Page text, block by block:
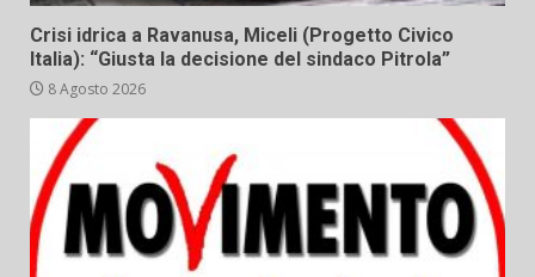
Crisi idrica a Ravanusa, Miceli (Progetto Civico
Italia): “Giusta la decisione del sindaco Pitrola”
8 Agosto 2026